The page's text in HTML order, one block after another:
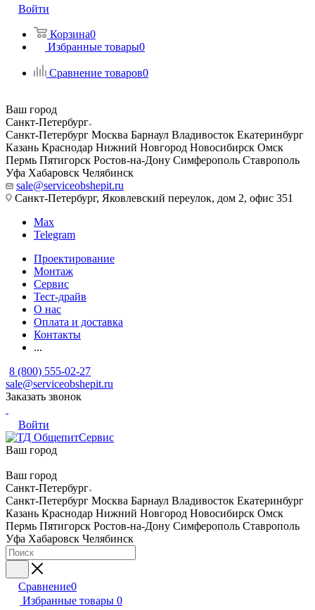
Войти
Корзина0
Избранные товары0
Сравнение товаров0
Ваш город
Санкт-Петербург
Санкт-Петербург Москва Барнаул Владивосток Екатеринбург
Казань Краснодар Нижний Новгород Новосибирск Омск
Пермь Пятигорск Ростов-на-Дону Симферополь Ставрополь
Уфа Хабаровск Челябинск
sale@serviceobshepit.ru
Санкт-Петербург, Яковлевский переулок, дом 2, офис 351
Max
Telegram
Проектирование
Монтаж
Сервис
Тест-драйв
О нас
Оплата и доставка
Контакты
...
8 (800) 555-02-27
sale@serviceobshepit.ru
Заказать звонок
Войти
Ваш город
Ваш город
Санкт-Петербург
Санкт-Петербург Москва Барнаул Владивосток Екатеринбург
Казань Краснодар Нижний Новгород Новосибирск Омск
Пермь Пятигорск Ростов-на-Дону Симферополь Ставрополь
Уфа Хабаровск Челябинск
Сравнение0
Избранные товары 0